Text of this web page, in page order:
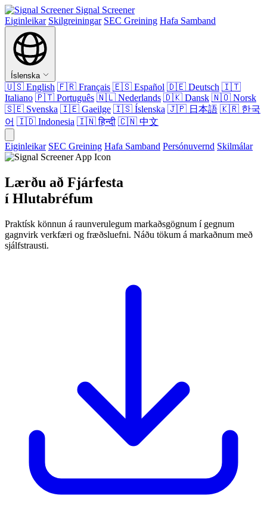
Signal Screener
Eiginleikar Skilgreiningar SEC Greining Hafa Samband
Íslenska
🇺🇸 English 🇫🇷 Français 🇪🇸 Español 🇩🇪 Deutsch 🇮🇹
Italiano 🇵🇹 Português 🇳🇱 Nederlands 🇩🇰 Dansk 🇳🇴 Norsk
🇸🇪 Svenska 🇮🇪 Gaeilge 🇮🇸 Íslenska 🇯🇵 日本語 🇰🇷 한국
어 🇮🇩 Indonesia 🇮🇳हिन्दी 🇨🇳 中文
Eiginleikar SEC Greining Hafa Samband Persónuvernd Skilmálar
Lærðu að Fjárfesta
í Hlutabréfum
Praktísk könnun á raunverulegum markaðsgögnum í gegnum
gagnvirk verkfæri og fræðsluefni. Náðu tökum á markaðnum með
sjálfstrausti.